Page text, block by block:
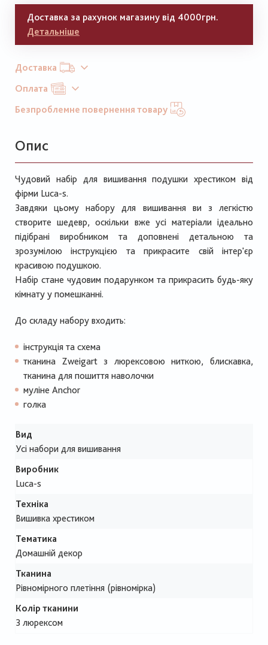
Доставка за рахунок магазину від 4000грн.
Детальніше
Доставка
Оплата
Безпроблемне повернення товару
Опис
Чудовий набір для вишивання подушки хрестиком від
фірми Luca-s.
Завдяки цьому набору для вишивання ви з легкістю
створите шедевр, оскільки вже усі матеріали ідеально
підібрані виробником та доповнені детальною та
зрозумілою інструкцією та прикрасите свій інтер'єр
красивою подушкою.
Набір стане чудовим подарунком та прикрасить будь-яку
кімнату у помешканні.
До складу набору входить:
інструкція та схема
тканина Zweigart з люрексовою ниткою, блискавка,
тканина для пошиття наволочки
муліне Anchor
голка
Вид
Усі набори для вишивання
Виробник
Luca-s
Техніка
Вишивка хрестиком
Тематика
Домашній декор
Тканина
Рівномірного плетіння (рівномірка)
Колір тканини
З люрексом